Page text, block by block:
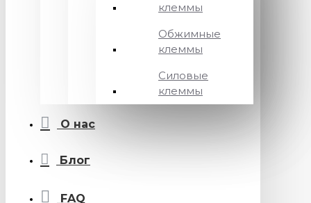
клеммы
Обжимные
клеммы
Силовые
клеммы
О нас
Блог
FAQ